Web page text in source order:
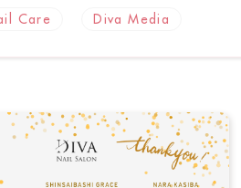
Care Diva Media